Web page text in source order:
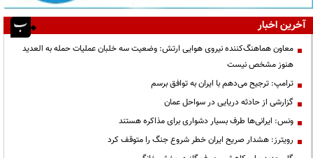
آخرین اخبار
معاون هماهنگ‌کننده نیروی هوایی ارتش: وضعیت سه خلبان عملیات حمله به العدید
هنوز مشخص نیست
ترامپ: ترجیح می‌دهم با ایران به توافق برسم
گزارشی از حادثه دریایی در سواحل عمان
ونس: ایرانی‌ها طرف بسیار دشواری برای مذاکره هستند
رویترز: هشدار صریح ایران خطر شروع جنگ را متوقف کرد